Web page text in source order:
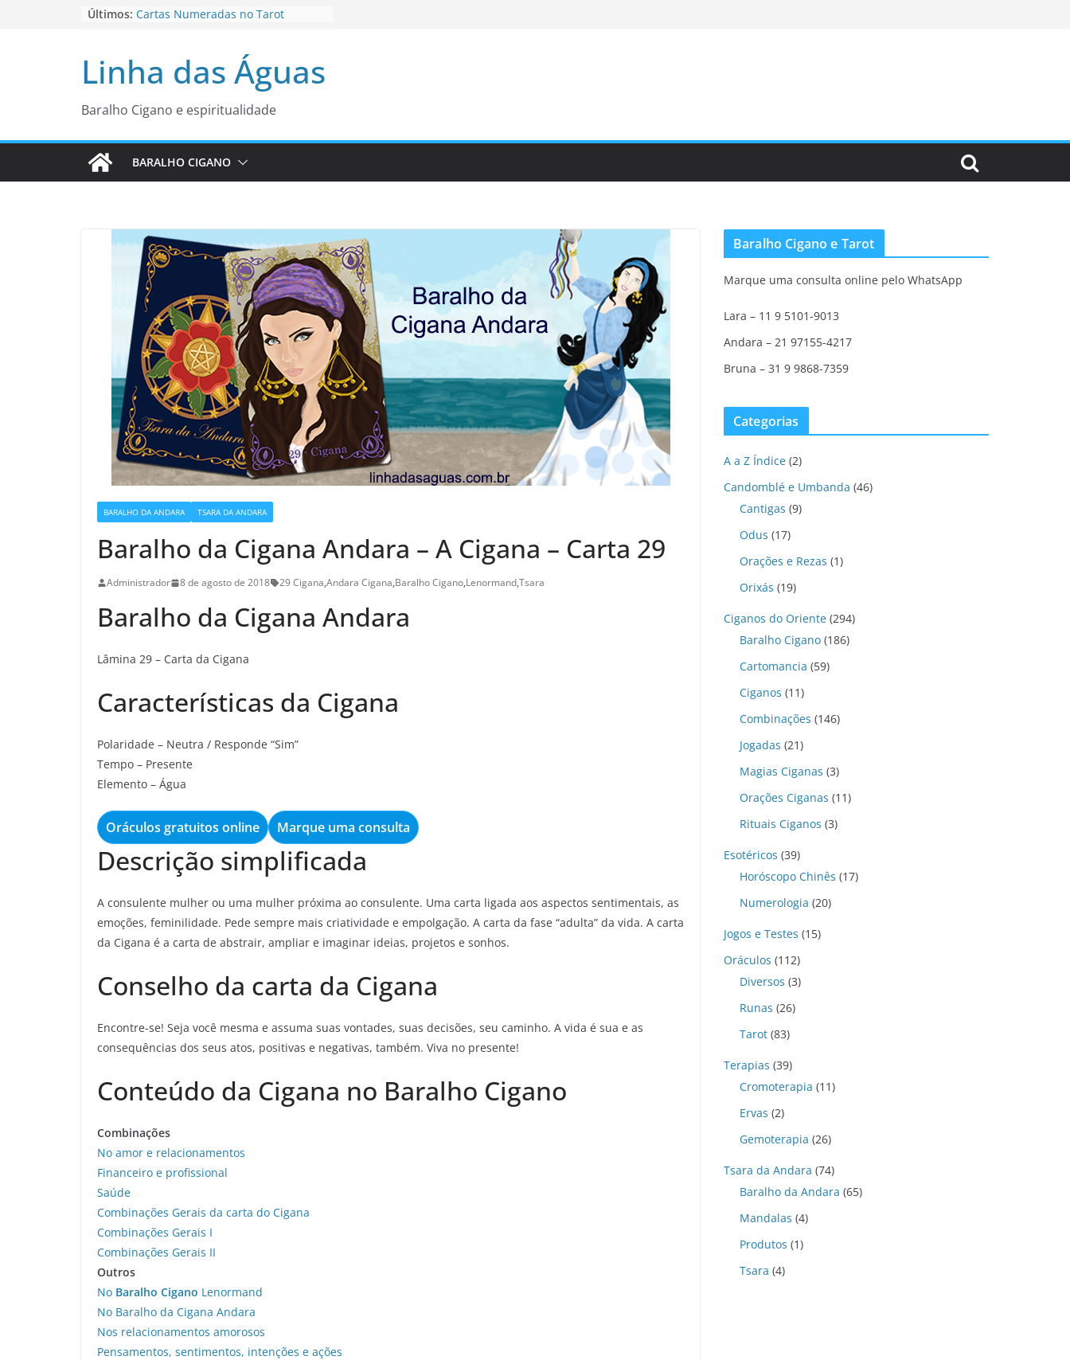
Últimos: Cartas Numeradas no Tarot
para está fase
Os Naipes no Tarot
Cartas da Corte no Tarot
Linha das Águas
Baralho Cigano e espiritualidade
BARALHO CIGANO
BARALHO DA ANDARA TSARA DA ANDARA
Baralho da Cigana Andara – A Cigana – Carta 29
Administrador 8 de agosto de 2018 29 Cigana,Andara Cigana,Baralho Cigano,Lenormand,Tsara
Baralho da Cigana Andara
Lâmina 29 – Carta da Cigana
Características da Cigana
Polaridade – Neutra / Responde “Sim”
Tempo – Presente
Elemento – Água
Oráculos gratuitos online Marque uma consulta
Descrição simplificada
A consulente mulher ou uma mulher próxima ao consulente. Uma carta ligada aos aspectos sentimentais, as
emoções, feminilidade. Pede sempre mais criatividade e empolgação. A carta da fase “adulta” da vida. A carta
da Cigana é a carta de abstrair, ampliar e imaginar ideias, projetos e sonhos.
Conselho da carta da Cigana
Encontre-se! Seja você mesma e assuma suas vontades, suas decisões, seu caminho. A vida é sua e as
consequências dos seus atos, positivas e negativas, também. Viva no presente!
Conteúdo da Cigana no Baralho Cigano
Combinações
No amor e relacionamentos
Financeiro e profissional
Saúde
Combinações Gerais da carta do Cigana
Combinações Gerais I
Combinações Gerais II
Outros
No Baralho Cigano Lenormand
No Baralho da Cigana Andara
Nos relacionamentos amorosos
Pensamentos, sentimentos, intenções e ações
Baralho Cigano e Tarot
Marque uma consulta online pelo WhatsApp
Lara – 11 9 5101-9013
Andara – 21 97155-4217
Bruna – 31 9 9868-7359
Categorias
A a Z Índice (2)
Candomblé e Umbanda (46)
Cantigas (9)
Odus (17)
Orações e Rezas (1)
Orixás (19)
Ciganos do Oriente (294)
Baralho Cigano (186)
Cartomancia (59)
Ciganos (11)
Combinações (146)
Jogadas (21)
Magias Ciganas (3)
Orações Ciganas (11)
Rituais Ciganos (3)
Esotéricos (39)
Horóscopo Chinês (17)
Numerologia (20)
Jogos e Testes (15)
Oráculos (112)
Diversos (3)
Runas (26)
Tarot (83)
Terapias (39)
Cromoterapia (11)
Ervas (2)
Gemoterapia (26)
Tsara da Andara (74)
Baralho da Andara (65)
Mandalas (4)
Produtos (1)
Tsara (4)